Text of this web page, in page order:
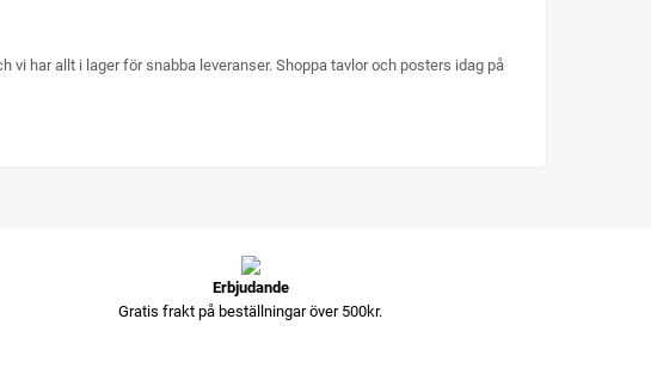
har allt i lager för snabba leveranser. Shoppa tavlor och posters idag på
Erbjudande
Gratis frakt på beställningar över 500kr.